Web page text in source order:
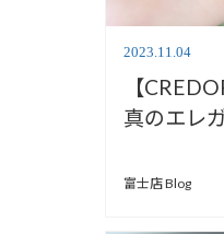
2023.11.04
【
真のエレ
堂富士店】
富士店 Blog